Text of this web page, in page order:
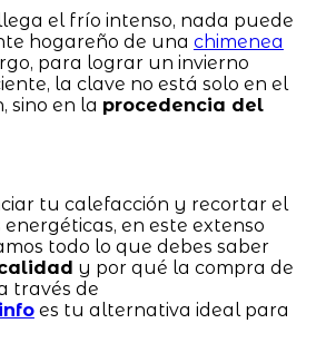
el frío intenso, nada puede
hogareño de una chimenea
para lograr un invierno
la clave no está solo en el
sino en la procedencia del
tu calefacción y recortar el
en este extenso
todo lo que debes saber
y por qué la compra de
través de
es tu alternativa ideal para